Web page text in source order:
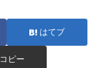
はてブ
コピー